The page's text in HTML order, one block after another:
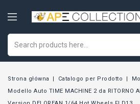
Strona główna Catalogo per Prodotto
Modello Auto TIME MACHINE 2 da RITORNO